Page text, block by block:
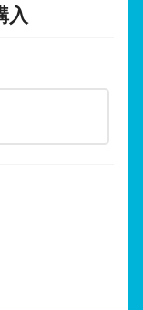
入